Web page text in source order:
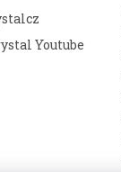
Youtube